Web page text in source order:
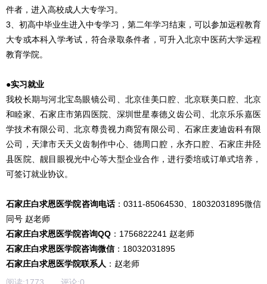
件者，进入高校成人大专学习。
3、初高中毕业生进入中专学习，第二年学习结束，可以参加远程教育
大专或本科入学考试，符合录取条件者，可升入北京中医药大学远程
教育学院。
●实习就业
我校长期与河北宝岛眼镜公司、北京佳美口腔、北京联美口腔、北京
和睦家、石家庄市第四医院、深圳世星泰德义齿公司、北京乐乐嘉医
学技术有限公司、北京尊贵视力商贸有限公司、石家庄麦迪齿科有限
公司，天津市天天义齿制作中心、德周口腔，永齐口腔、石家庄井陉
县医院、靓目眼视光中心等大型企业合作，进行委培或订单式培养，
可签订就业协议。
石家庄白求恩医学院咨询电话：0311-85064530、18032031895微信
同号 赵老师
石家庄白求恩医学院咨询QQ ：1756822241 赵老师
石家庄白求恩医学院咨询微信：18032031895
石家庄白求恩医学院联系人 ：赵老师
阅读:1773 评论:0